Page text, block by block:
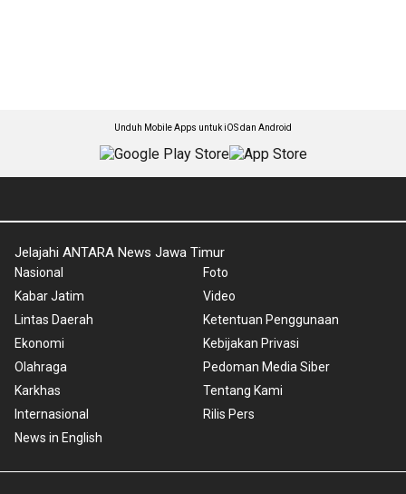
Unduh Mobile Apps untuk iOS dan Android
Jelajahi ANTARA News Jawa Timur
Nasional
Kabar Jatim
Lintas Daerah
Ekonomi
Olahraga
Karkhas
Internasional
News in English
Foto
Video
Ketentuan Penggunaan
Kebijakan Privasi
Pedoman Media Siber
Tentang Kami
Rilis Pers